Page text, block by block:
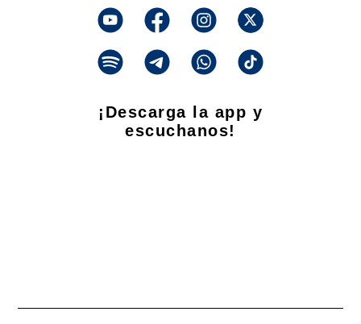
¡Descarga la app y
escuchanos!